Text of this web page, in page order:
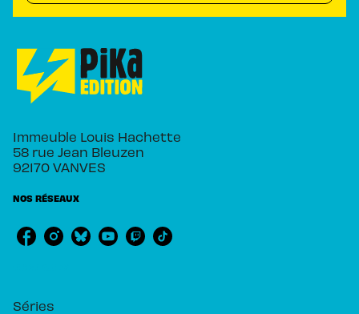
Immeuble Louis Hachette
58 rue Jean Bleuzen
92170 VANVES
NOS RÉSEAUX
Séries